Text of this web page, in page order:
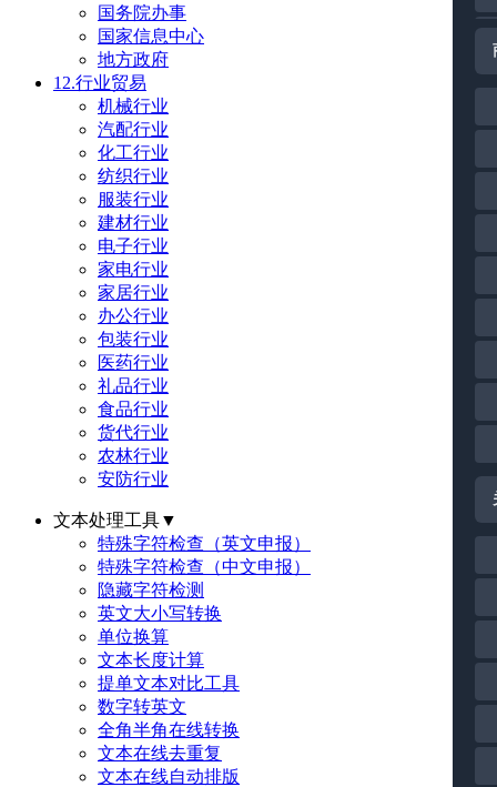
国务院办事
国家信息中心
地方政府
12.行业贸易
机械行业
汽配行业
化工行业
纺织行业
服装行业
建材行业
电子行业
家电行业
家居行业
办公行业
包装行业
医药行业
礼品行业
食品行业
货代行业
农林行业
安防行业
文本处理工具▼
特殊字符检查（英文申报）
特殊字符检查（中文申报）
隐藏字符检测
英文大小写转换
单位换算
文本长度计算
提单文本对比工具
数字转英文
全角半角在线转换
文本在线去重复
文本在线自动排版